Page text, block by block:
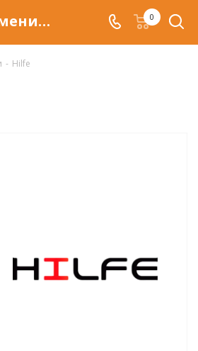
Hilfe в Тюмени, новая и набирающая популярность марка на российском рынке металлической мебели, от крупнейшего Российского производителя 0
- Hilfe